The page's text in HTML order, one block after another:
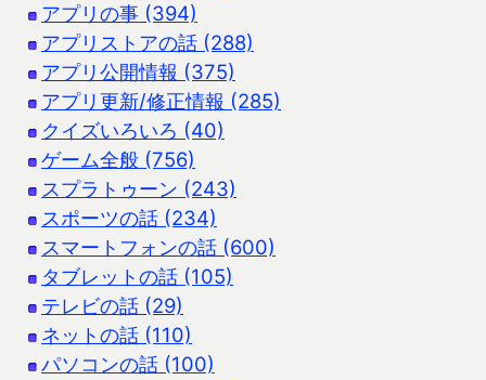
アプリの事 (394)
アプリストアの話 (288)
アプリ公開情報 (375)
アプリ更新/修正情報 (285)
クイズいろいろ (40)
ゲーム全般 (756)
スプラトゥーン (243)
スポーツの話 (234)
スマートフォンの話 (600)
タブレットの話 (105)
テレビの話 (29)
ネットの話 (110)
パソコンの話 (100)